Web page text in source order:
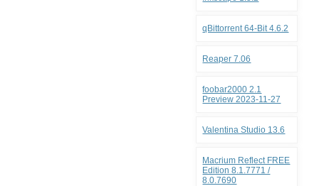
qBittorrent 64-Bit 4.6.2
Reaper 7.06
foobar2000 2.1
Preview 2023-11-27
Valentina Studio 13.6
Macrium Reflect FREE
Edition 8.1.7771 /
8.0.7690